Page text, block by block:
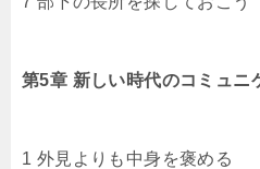
第5章 新しい時代のコミュニ
1 外見よりも中身を褒める